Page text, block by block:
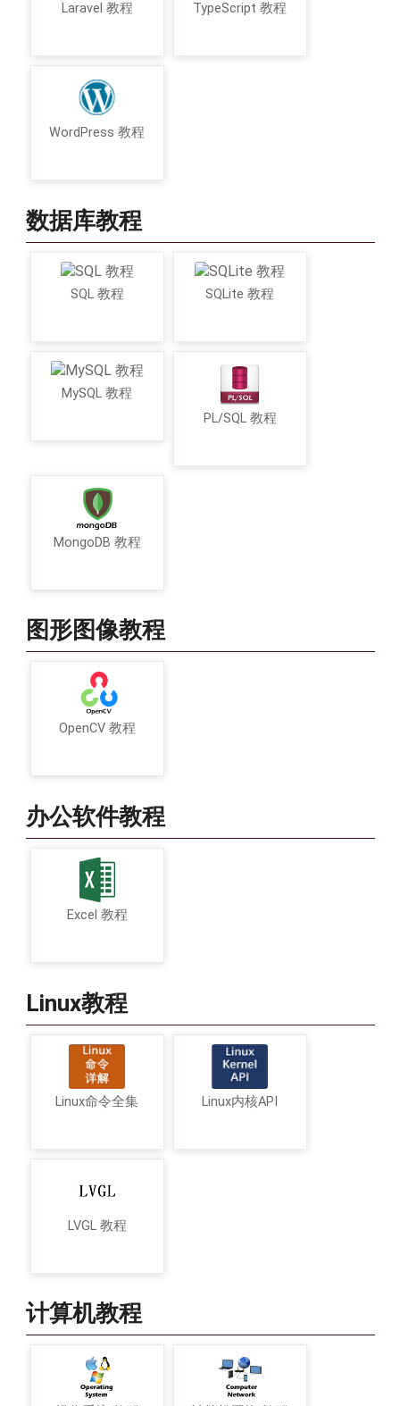
Laravel 教程 TypeScript 教程
WordPress 教程
数据库教程
SQL 教程 SQLite 教程
MySQL 教程
PL/SQL 教程
MongoDB 教程
图形图像教程
OpenCV 教程
办公软件教程
Excel 教程
Linux教程
Linux命令全集 Linux内核API
LVGL 教程
计算机教程